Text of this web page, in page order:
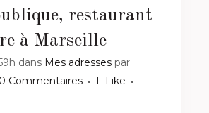
restaurant
à Marseille
dans Mes adresses par
0 Commentaires 1
Like